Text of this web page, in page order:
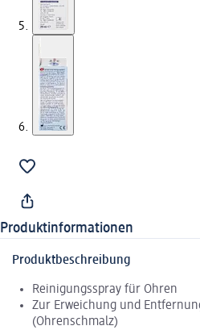
Produktinformationen
Produktbeschreibung
Reinigungsspray für Ohren
Zur Erweichung und
(Ohrenschmalz)